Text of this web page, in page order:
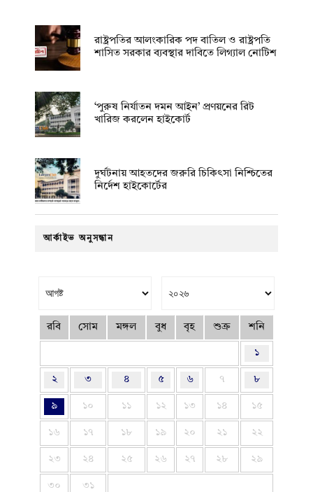
রাষ্ট্রপতির আলংকারিক পদ বাতিল ও রাষ্ট্রপতি
শাসিত সরকার ব্যবস্থার দাবিতে লিগ্যাল নোটিশ
‘পুরুষ নির্যাতন দমন আইন’ প্রণয়নের রিট
খারিজ করলেন হাইকোর্ট
দুর্ঘটনায় আহতদের জরুরি চিকিৎসা নিশ্চিতের
নির্দেশ হাইকোর্টের
আর্কাইভ অনুসন্ধান
রবি সোম মঙ্গল বুধ বৃহ শুক্র শনি
১
২ ৩ ৪ ৫ ৬ ৭ ৮
৯ ১০ ১১ ১২ ১৩ ১৪ ১৫
১৬ ১৭ ১৮ ১৯ ২০ ২১ ২২
২৩ ২৪ ২৫ ২৬ ২৭ ২৮ ২৯
৩০ ৩১